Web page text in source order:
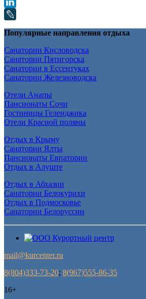
Популярные направления отдыха
Санатории Кисловодска
Санатории Пятигорска
Санатории в Ессентуках
Санатории Железноводска
Отели Анапы
Пансионаты Сочи
Гостиницы Геленджика
Отели Красной поляны
Отдых в Крыму
Санатории Ялты
Пансионаты Евпатории
Отдых в Алуште
Отдых в Абхазии
Санатории Белокурихи
Отдых в Подмосковье
Санатории Белоруссии
mail@kurcenter.ru
8(804)333-73-20; 8(967)555-86-35
16+